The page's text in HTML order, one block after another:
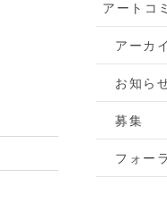
アートコ
アーカ
お知ら
募集
フォー